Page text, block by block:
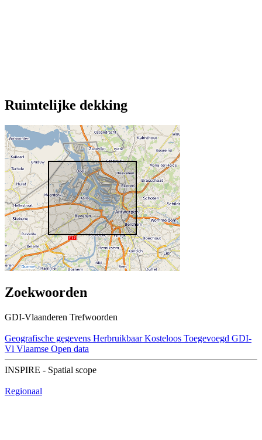
Ruimtelijke dekking
Zoekwoorden
GDI-Vlaanderen Trefwoorden
Geografische gegevens Herbruikbaar Kosteloos Toegevoegd GDI-
Vl Vlaamse Open data
INSPIRE - Spatial scope
Regionaal